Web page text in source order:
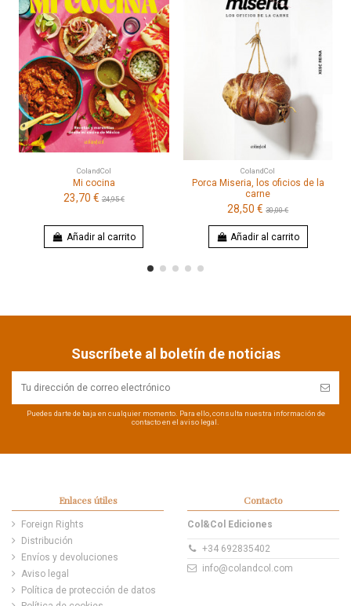
ColandCol
Mi cocina
23,70 €24,95 €
Añadir al carrito
ColandCol
Porca Miseria, los oficios de la
carne
28,50 €30,00 €
Añadir al carrito
Suscríbete al boletín de noticias
Puedes darte de baja en cualquier momento. Para ello, consulta nuestra información de
contacto en el aviso legal.
Enlaces útiles
Foreign Rights
Distribución
Envíos y devoluciones
Aviso legal
Política de protección de datos
Contacto
Col&Col Ediciones
+34 692835402
info@colandcol.com